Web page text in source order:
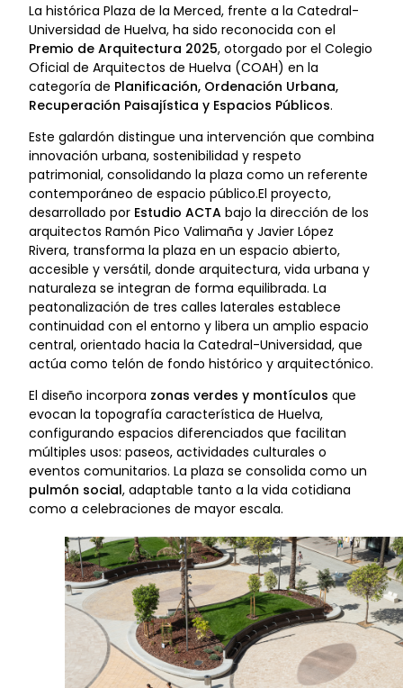
La histórica Plaza de la Merced, frente a la Catedral-
Universidad de Huelva, ha sido reconocida con el
Premio de Arquitectura 2025, otorgado por el Colegio
Oficial de Arquitectos de Huelva (COAH) en la
categoría de Planificación, Ordenación Urbana,
Recuperación Paisajística y Espacios Públicos.
Este galardón distingue una intervención que combina
innovación urbana, sostenibilidad y respeto
patrimonial, consolidando la plaza como un referente
contemporáneo de espacio público.El proyecto,
desarrollado por Estudio ACTA bajo la dirección de los
arquitectos Ramón Pico Valimaña y Javier López
Rivera, transforma la plaza en un espacio abierto,
accesible y versátil, donde arquitectura, vida urbana y
naturaleza se integran de forma equilibrada. La
peatonalización de tres calles laterales establece
continuidad con el entorno y libera un amplio espacio
central, orientado hacia la Catedral-Universidad, que
actúa como telón de fondo histórico y arquitectónico.
El diseño incorpora zonas verdes y montículos que
evocan la topografía característica de Huelva,
configurando espacios diferenciados que facilitan
múltiples usos: paseos, actividades culturales o
eventos comunitarios. La plaza se consolida como un
pulmón social, adaptable tanto a la vida cotidiana
como a celebraciones de mayor escala.